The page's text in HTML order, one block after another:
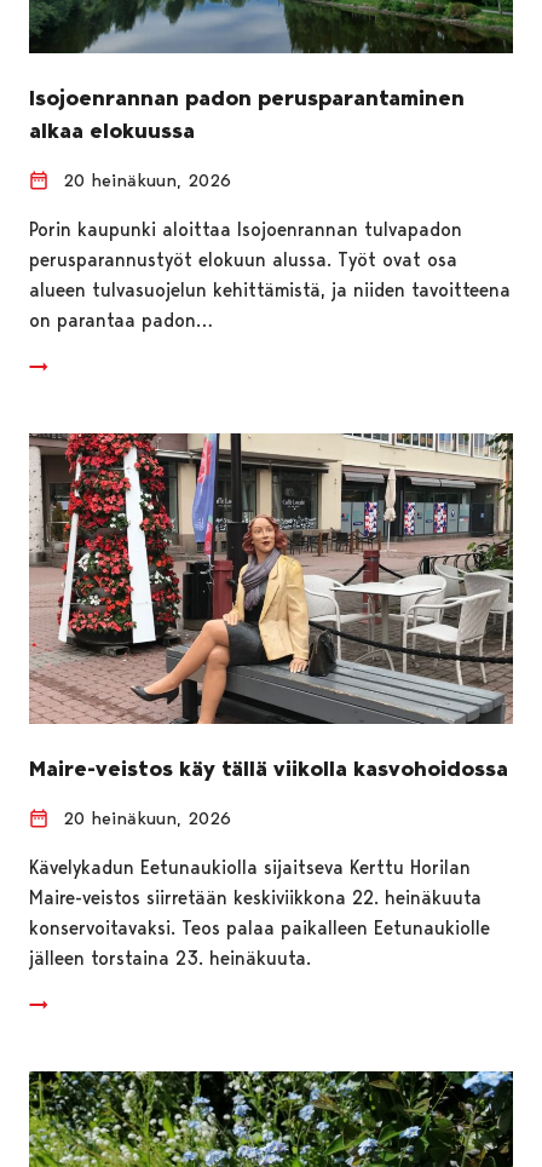
Isojoenrannan padon perusparantaminen
alkaa elokuussa
20 heinäkuun, 2026
Porin kaupunki aloittaa Isojoenrannan tulvapadon
perusparannustyöt elokuun alussa. Työt ovat osa
alueen tulvasuojelun kehittämistä, ja niiden tavoitteena
on parantaa padon…
Maire-veistos käy tällä viikolla kasvohoidossa
20 heinäkuun, 2026
Kävelykadun Eetunaukiolla sijaitseva Kerttu Horilan
Maire-veistos siirretään keskiviikkona 22. heinäkuuta
konservoitavaksi. Teos palaa paikalleen Eetunaukiolle
jälleen torstaina 23. heinäkuuta.